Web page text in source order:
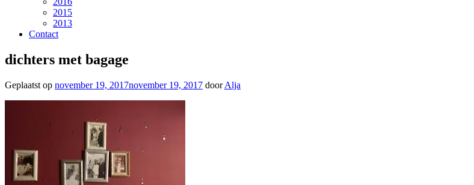
2015
2013
Contact
dichters met bagage
Geplaatst op november 19, 2017november 19, 2017 doorAlja